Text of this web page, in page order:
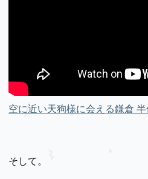
空に近い天狗様に会える鎌倉
そして。